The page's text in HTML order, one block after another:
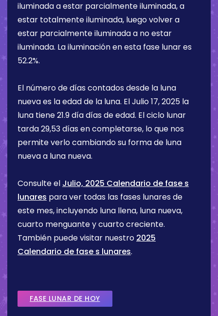
iluminada a estar parcialmente iluminada, a
estar totalmente iluminada, luego volver a
estar parcialmente iluminada a no estar
iluminada. La iluminación en esta fase lunar es
52.2%.
El número de días contados desde la luna
nueva es la edad de la luna. ElJulio 17, 2025 la
luna tiene21.9 díadías de edad. El ciclo lunar
tarda 29,53 días en completarse, lo que nos
permite verlo cambiando su forma de luna
nueva a luna nueva.
Consulte el Julio, 2025 Calendario de fase s
lunares para ver todas las fases lunares de
este mes, incluyendo luna llena, luna nueva,
cuarto menguante y cuarto creciente.
También puede visitar nuestro 2025
Calendario de fase s lunares.
FASE LUNAR DE HOY